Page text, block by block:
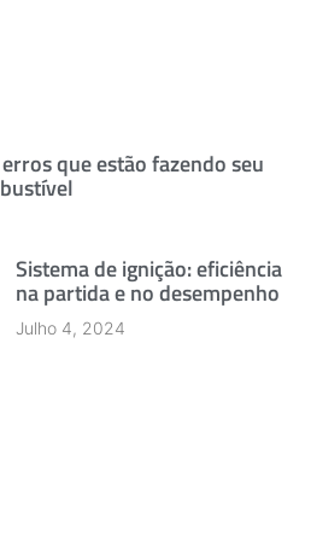
que estão fazendo seu
Sistema de ignição: eficiência
na partida e no desempenho
Julho 4, 2024